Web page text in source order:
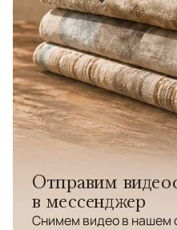
Отправим
в мессенджер
Снимем видео в нашем